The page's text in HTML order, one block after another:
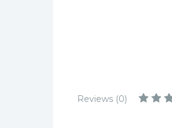
Romans
Reviews (0)